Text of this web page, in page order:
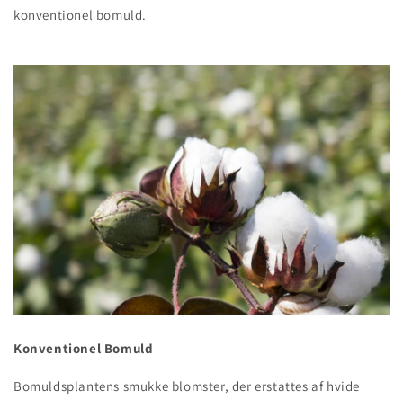
konventionel bomuld.
Konventionel Bomuld
Bomuldsplantens smukke blomster, der erstattes af hvide